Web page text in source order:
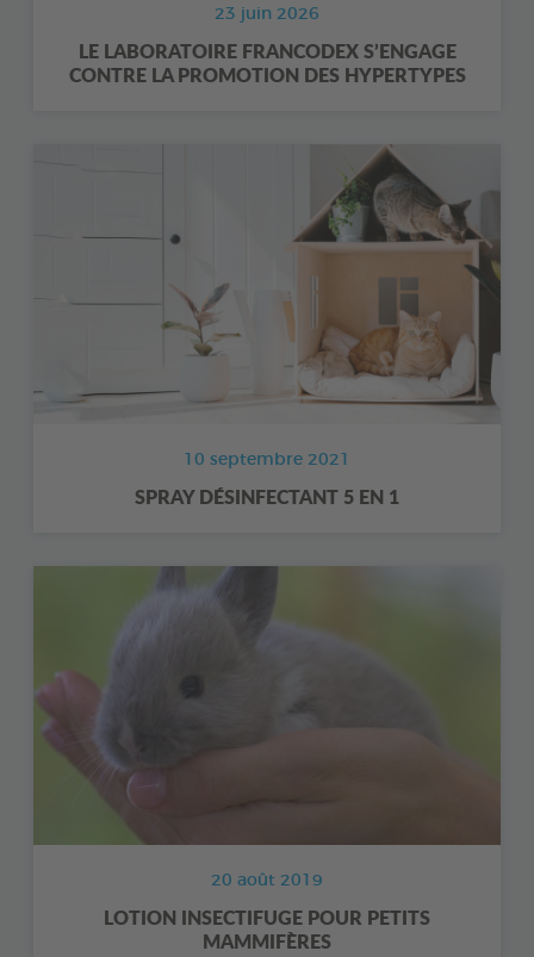
23 juin 2026
LE LABORATOIRE FRANCODEX S’ENGAGE
CONTRE LA PROMOTION DES HYPERTYPES
10 septembre 2021
SPRAY DÉSINFECTANT 5 EN 1
20 août 2019
LOTION INSECTIFUGE POUR PETITS
MAMMIFÈRES